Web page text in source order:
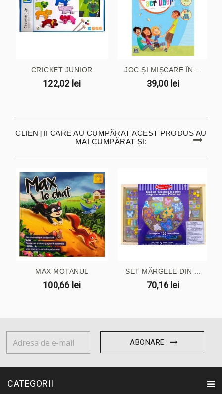
CRICKET JUNIOR
122,02 lei
JOC ȘI MIȘCARE ÎN ...
39,00 lei
CLIENȚII CARE AU CUMPĂRAT ACEST PRODUS AU
MAI CUMPĂRAT ȘI:
MAX MOTANUL
100,66 lei
SET MĂRGELE DIN ...
70,16 lei
ABONARE
CATEGORII